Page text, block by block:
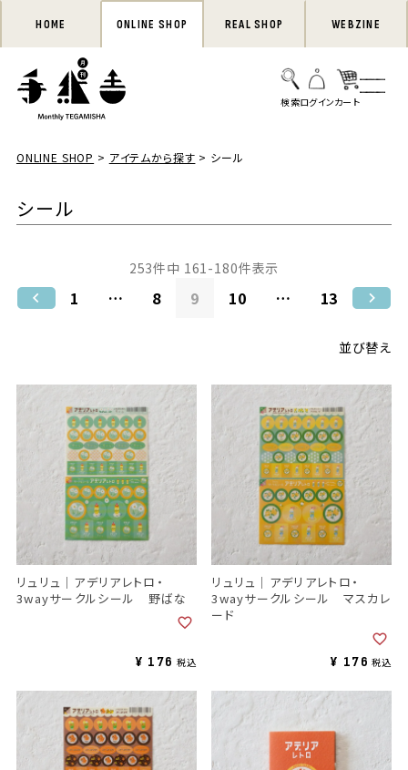
HOME ONLINE SHOP REAL SHOP WEBZINE
ONLINE SHOP アイテムから探す シール
シール
並び替え
253件中 161 -180件表示
1 … 8 9 10 … 13
リュリュ｜アデリアレトロ・
3wayサークルシール 野ばな
¥ 176 税込
リュリュ｜アデリアレトロ・
3wayサークルシール マスカレ
ード
¥ 176 税込